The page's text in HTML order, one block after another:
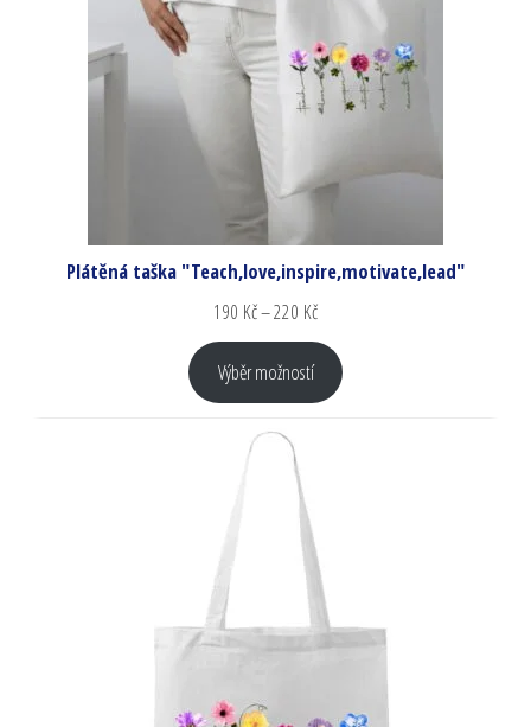
Plátěná taška "Teach,love,inspire,motivate,lead"
190 Kč–220 Kč
Výběr možností